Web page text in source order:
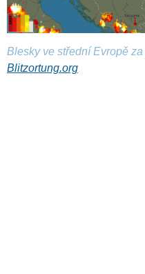
Blesky ve střední Evropě
Blitzortung.org